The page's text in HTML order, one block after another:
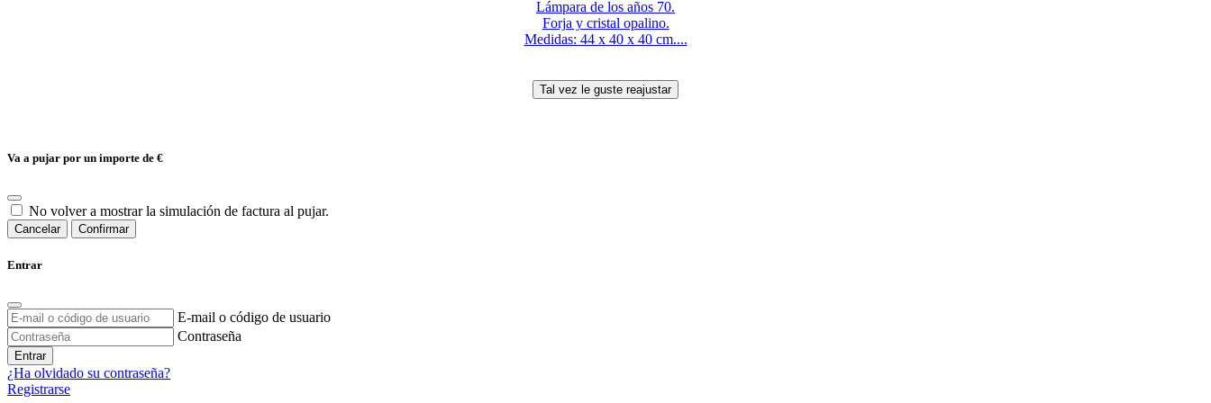
Lámpara de los años 70.
Forja y cristal opalino.
Medidas: 44 x 40 x 40 cm....
Va a pujar por un importe de €
No volver a mostrar la simulación de factura al pujar.
Cancelar Confirmar
Entrar
E-mail o código de usuario
Contraseña
Entrar
¿Ha olvidado su contraseña?
Registrarse